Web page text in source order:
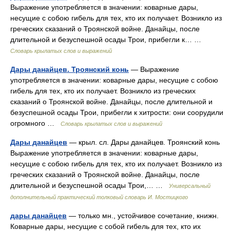
Выражение употребляется в значении: коварные дары,
несущие с собою гибель для тех, кто их получает. Возникло из
греческих сказаний о Троянской войне. Данайцы, после
длительной и безуспешной осады Трои, прибегли к… …
Словарь крылатых слов и выражений
Дары данайцев. Троянский конь — Выражение
употребляется в значении: коварные дары, несущие с собою
гибель для тех, кто их получает. Возникло из греческих
сказаний о Троянской войне. Данайцы, после длительной и
безуспешной осады Трои, прибегли к хитрости: они соорудили
огромного …
Словарь крылатых слов и выражений
Дары данайцев — крыл. сл. Дары данайцев. Троянский конь
Выражение употребляется в значении: коварные дары,
несущие с собою гибель для тех, кто их получает. Возникло из
греческих сказаний о Троянской войне. Данайцы, после
длительной и безуспешной осады Трои,… …
Универсальный
дополнительный практический толковый словарь И. Мостицкого
дары данайцев — только мн., устойчивое сочетание, книжн.
Коварные дары, несущие с собой гибель для тех, кто их